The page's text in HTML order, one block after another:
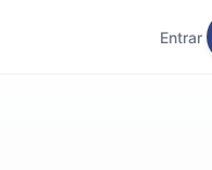
Entrar